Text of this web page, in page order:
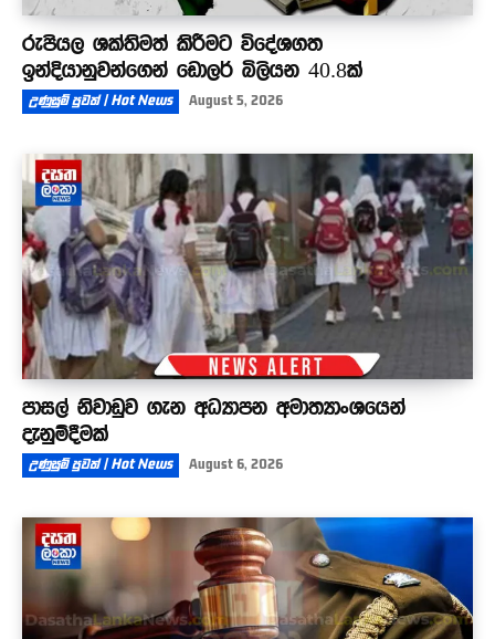
රුපියල ශක්තිමත් කිරීමට විදේශගත
ඉන්දියානුවන්ගෙන් ඩොලර් බිලියන 40.8ක්
උණුසුම් පුවත් | Hot News August 5, 2026
පාසල් නිවාඩුව ගැන අධ්‍යාපන අමාත්‍යාංශයෙන්
දැනුම්දීමක්
උණුසුම් පුවත් | Hot News August 6, 2026